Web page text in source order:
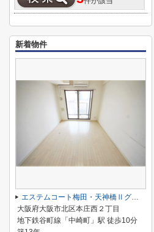
新着物件
エステムコート梅田・天神橋Ⅱグラシオ
大阪府大阪市北区本庄西２丁目
地下鉄谷町線「中崎町」駅 徒歩10分